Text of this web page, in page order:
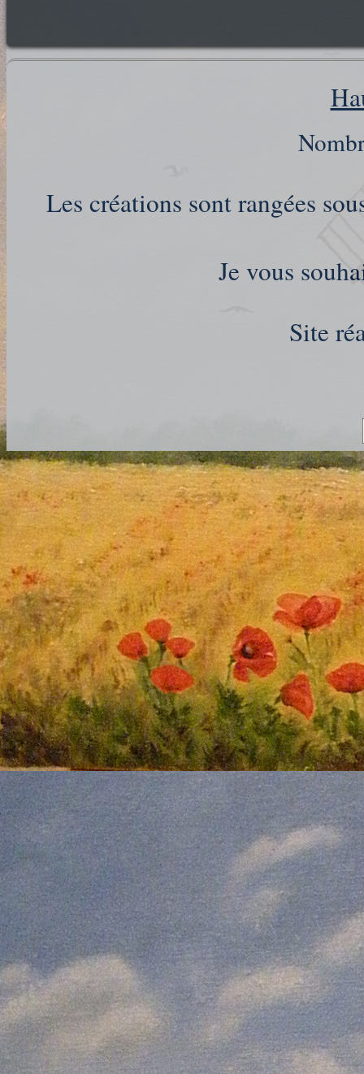
Nombre
Les créations sont rangées
Je vous
Site